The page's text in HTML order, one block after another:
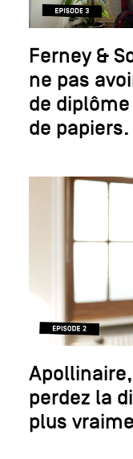
Ferney &
ne pas
de diplôme
de papiers.
perdez la
plus